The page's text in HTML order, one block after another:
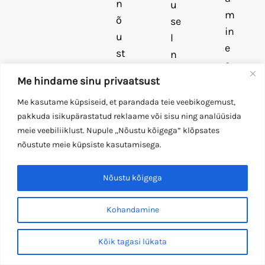
Me hindame sinu privaatsust
Me kasutame küpsiseid, et parandada teie veebikogemust,
pakkuda isikupärastatud reklaame või sisu ning analüüsida
meie veebiliiklust. Nupule „Nõustu kõigega” klõpsates
nõustute meie küpsiste kasutamisega.
Kohandamine
Kõik tagasi lükata
Nõustu kõigega
n
õ
u
st
m
in
e
e-
o
i
v
te
u
se
l
n
st
a
m
o
i
m
in
e
e-
o
st
õi
le
ni